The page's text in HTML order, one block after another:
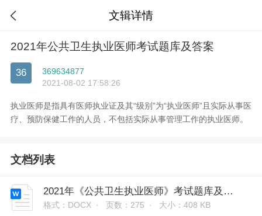
 文辑详情
2021年公共卫生执业医师考试题库及答案
36
369634877
2021-08-02 17:58:26
执业医师是指具有医师执业证及其“级别”为“执业医师”且实际从事医
疗、预防保健工作的人员，不包括实际从事管理工作的执业医师。
文档列表
2021年《公共卫生执业医师》考试题库及答案解析（单选题）
格式：DOCX · 页数：275 · 大小：408 KB